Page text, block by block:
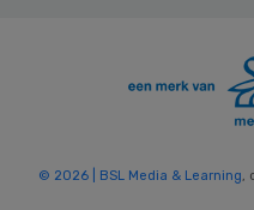
© 2026 | BSL Media & Learning,